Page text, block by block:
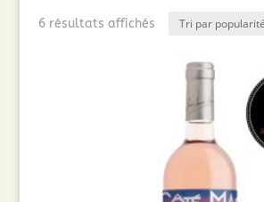
6 résultats affichésTrié
popularité